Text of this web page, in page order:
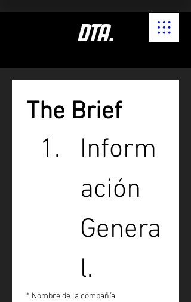
The Brief
Inform
ación
Genera
l.
* Nombre de la compañía